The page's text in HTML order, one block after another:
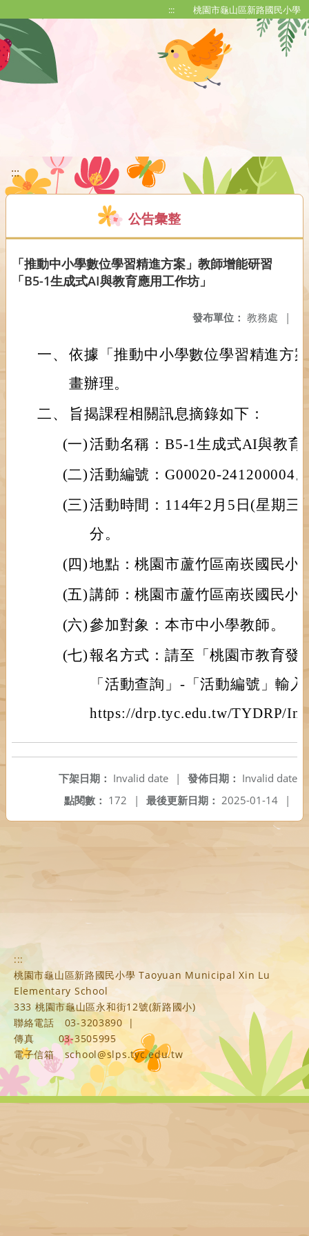
::: 桃園市龜山區新路國民小學
:::
公告彙整
「推動中小學數位學習精進方案」教師增能研習
「B5-1生成式AI與教育應用工作坊」
發布單位： 教務處 |
一、 依據「推動中小學數位學習精進方
畫辦理。
二、
旨揭課程相關訊息摘錄如下：
(一)活動名稱：B5-1生成式AI與教育
(二)活動編號：G00020-241200004
(三)活動時間：114年2月5日(星期三
分。
(四)地點：桃園市蘆竹區南崁國民小
(五)講師：桃園市蘆竹區南崁國民小
(六)參加對象：本市中小學教師。
(七)報名方式：請至「桃園市教育發
「活動查詢」-「活動編號」輸
https://drp.tyc.edu.tw/TYDRP/
發佈日期： Invalid date
下架日期： Invalid date
|
最後更新日期： 2025-01-14 |
點閱數： 172 |
:::
桃園市龜山區新路國民小學 Taoyuan Municipal Xin Lu
Elementary School
333 桃園市龜山區永和街12號(新路國小)
聯絡電話
03-3203890
|
傳真
03-3505995
電子信箱
school@slps.tyc.edu.tw